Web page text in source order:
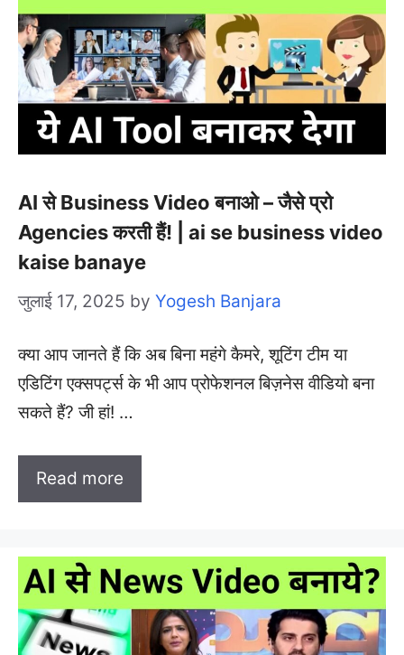
AI से Business Video बनाओ – जैसे प्रो
Agencies करती हैं! | ai se business video
kaise banaye
जुलाई 17, 2025 by Yogesh Banjara
क्या आप जानते हैं कि अब बिना महंगे कैमरे, शूटिंग टीम या
एडिटिंग एक्सपर्ट्स के भी आप प्रोफेशनल बिज़नेस वीडियो बना
सकते हैं? जी हां! …
Read more